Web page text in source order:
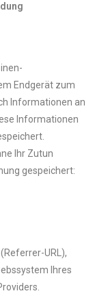
Endgerät zum
Informationen an
Informationen
Ihr Zutun
gespeichert:
URL),
Ihres